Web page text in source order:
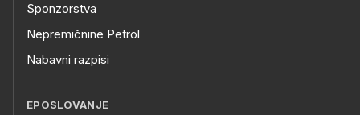
Sponzorstva
Nepremičnine Petrol
Nabavni razpisi
EPOSLOVANJE